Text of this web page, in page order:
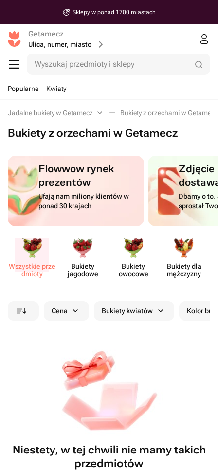
Sklepy w ponad 1700 miastach
Getamecz
Ulica, numer, miasto
Wyszukaj przedmioty i sklepy
Popularne Kwiaty
Jadalne bukiety w Getamecz Bukiety z orzechami w Getamecz
Bukiety z orzechami w Getamecz
Flowwow rynek
prezentów
Ufają nam miliony klientów w
ponad 30 krajach
Dbamy o to,
sprostał
Wszystkie prze​
dmioty
Bukiety
jagodowe
Bukiety
owocowe
Bukiety dla
mężczyzny
Cena Bukiety kwiatów Kolor
Niestety, w tej chwili nie mamy takich
przedmiotów